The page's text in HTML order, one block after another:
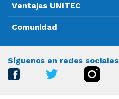
Ventajas UNITEC
Comunidad
Síguenos en redes sociales